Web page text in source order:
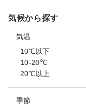
気候から探す
気温
10℃以下
10-20℃
20℃以上
季節